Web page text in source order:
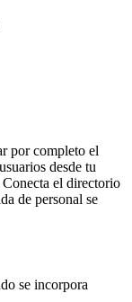
por completo el
desde tu
el directorio
de personal se
se incorpora